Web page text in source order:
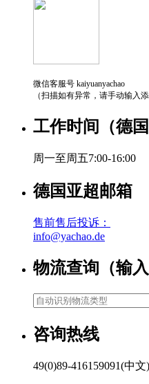
微信客服号 kaiyuanyachao
（扫描如有异常，请手动输入添
工作时间（德国
周一至周五7:00-16:00
德国亚超邮箱
售前售后投诉：
info@yachao.de
物流查询（输
咨询热线
49(0)89-416159091(中文)